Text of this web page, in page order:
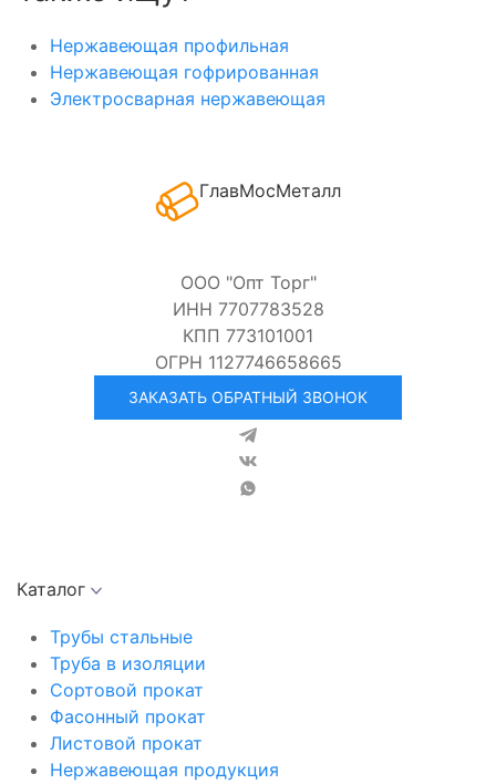
Нержавеющая профильная
Нержавеющая гофрированная
Электросварная нержавеющая
ГлавМосМеталл
ООО "Опт Торг"
ИНН 7707783528
КПП 773101001
ОГРН 1127746658665
ЗАКАЗАТЬ ОБРАТНЫЙ ЗВОНОК
Каталог
Трубы стальные
Труба в изоляции
Сортовой прокат
Фасонный прокат
Листовой прокат
Нержавеющая продукция